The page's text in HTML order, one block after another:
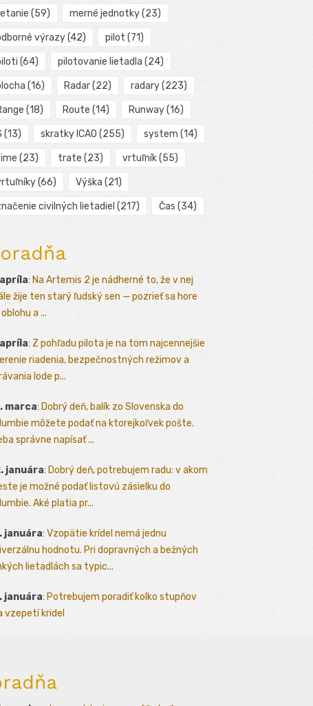
(59) merné jednotky(23)
výrazy(42) pilot (71)
(64) pilotovanie lietadla (24)
(16) Radar(22) radary(223)
(18) Route (14) Runway(16)
(13) skratky ICAO (255) system (14)
(23) trate (23) vrtuľník(55)
(66) Výška (21)
civilných lietadiel (217) Čas (34)
: Na Artemis 2 je nádherné to, že v nej
žije ten starý ľudský sen — pozrieť sa hore
a ...
: Z pohľadu pilota je na tom najcennejšie
riadenia, bezpečnostných režimov a
lode p...
marca: Dobrý deň, balík zo Slovenska do
môžete podať na ktorejkoľvek pošte.
správne napísať ...
januára: Dobrý deň, potrebujem radu: v akom
je možné podať listovú zásielku do
Aké platia pr...
januára: Vzopätie krídel nemá jednu
hodnotu. Pri dopravných a bežných
lietadlách sa typic...
januára: Potrebujem poradiť kolko stupňov
vzepetí kridel